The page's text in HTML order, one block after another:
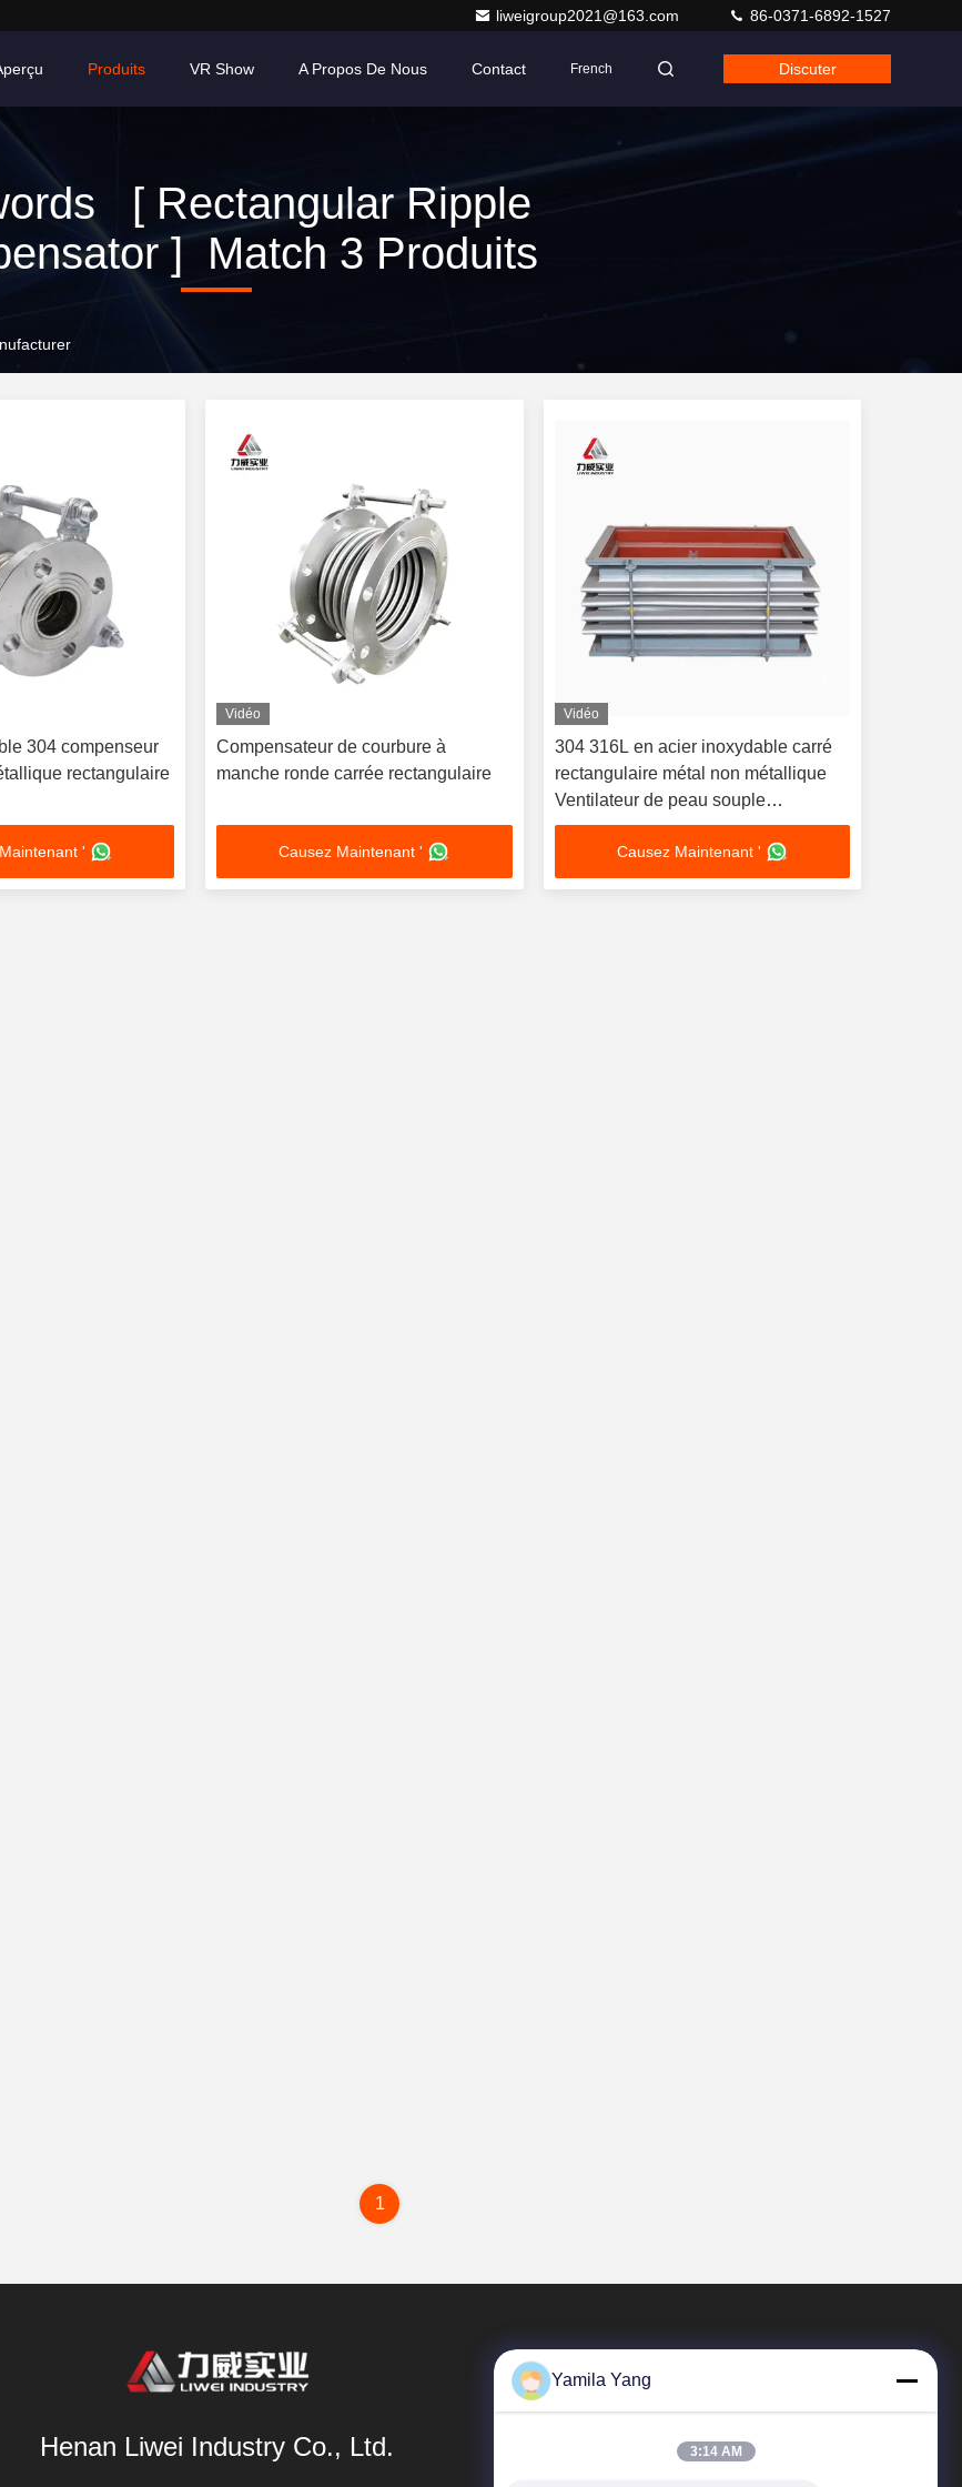
liweigroup2021@163.com 86-0371-6892-1527
Produits VR Show A Propos De Nous Contact French Discuter
[ Rectangular Ripple
] Match 3 Produits
304 compenseur
rectangulaire
'
Vidéo
Compensateur de courbure à
manche ronde carrée rectangulaire
Causez Maintenant '
Vidéo
304 316L en acier inoxydable carré
rectangulaire métal non métallique
Ventilateur de peau souple
Compensateur de conduit d'air de
combustionCausez Maintenant '
1
Henan Liwei Industry Co., Ltd.
Yamila Yang
3:14 AM